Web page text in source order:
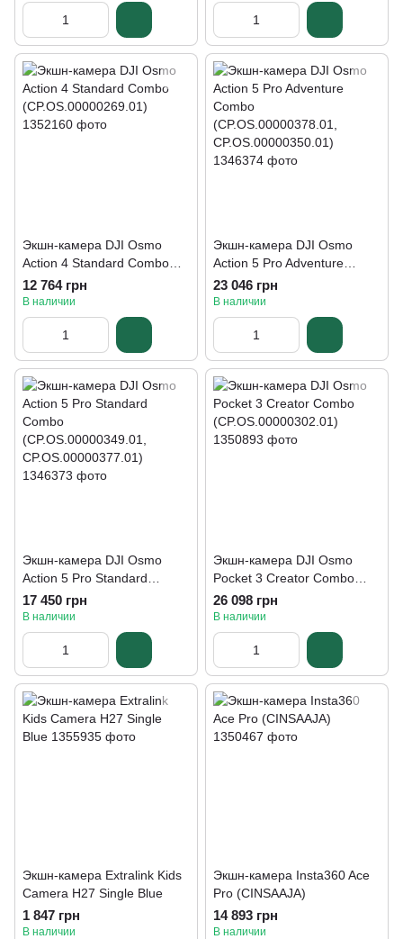
Экшн-камера DJI Osmo
Action 4 Standard Combo
(CP.OS.00000269.01)
12 764 грн
В наличии
Экшн-камера DJI Osmo
Action 5 Pro Adventure
Combo
(CP.OS.00000378.01,
CP.OS.00000350.01)
23 046 грн
В наличии
Экшн-камера DJI Osmo
Action 5 Pro Standard
Combo
(CP.OS.00000349.01,
CP.OS.00000377.01)
17 450 грн
В наличии
Экшн-камера DJI Osmo
Pocket 3 Creator Combo
(CP.OS.00000302.01)
26 098 грн
В наличии
Экшн-камера Extralink Kids
Camera H27 Single Blue
1 847 грн
В наличии
Экшн-камера Insta360 Ace
Pro (CINSAAJA)
14 893 грн
В наличии